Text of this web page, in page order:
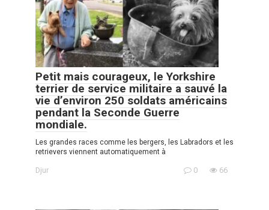
Petit mais courageux, le Yorkshire
terrier de service militaire a sauvé la
vie d’environ 250 soldats américains
pendant la Seconde Guerre
mondiale.
Les grandes races comme les bergers, les Labradors et les
retrievers viennent automatiquement à
Djur 0 66